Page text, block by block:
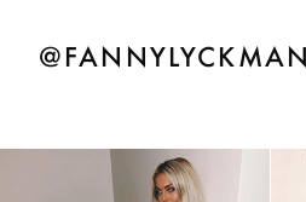
@FANNYLYCKMAN